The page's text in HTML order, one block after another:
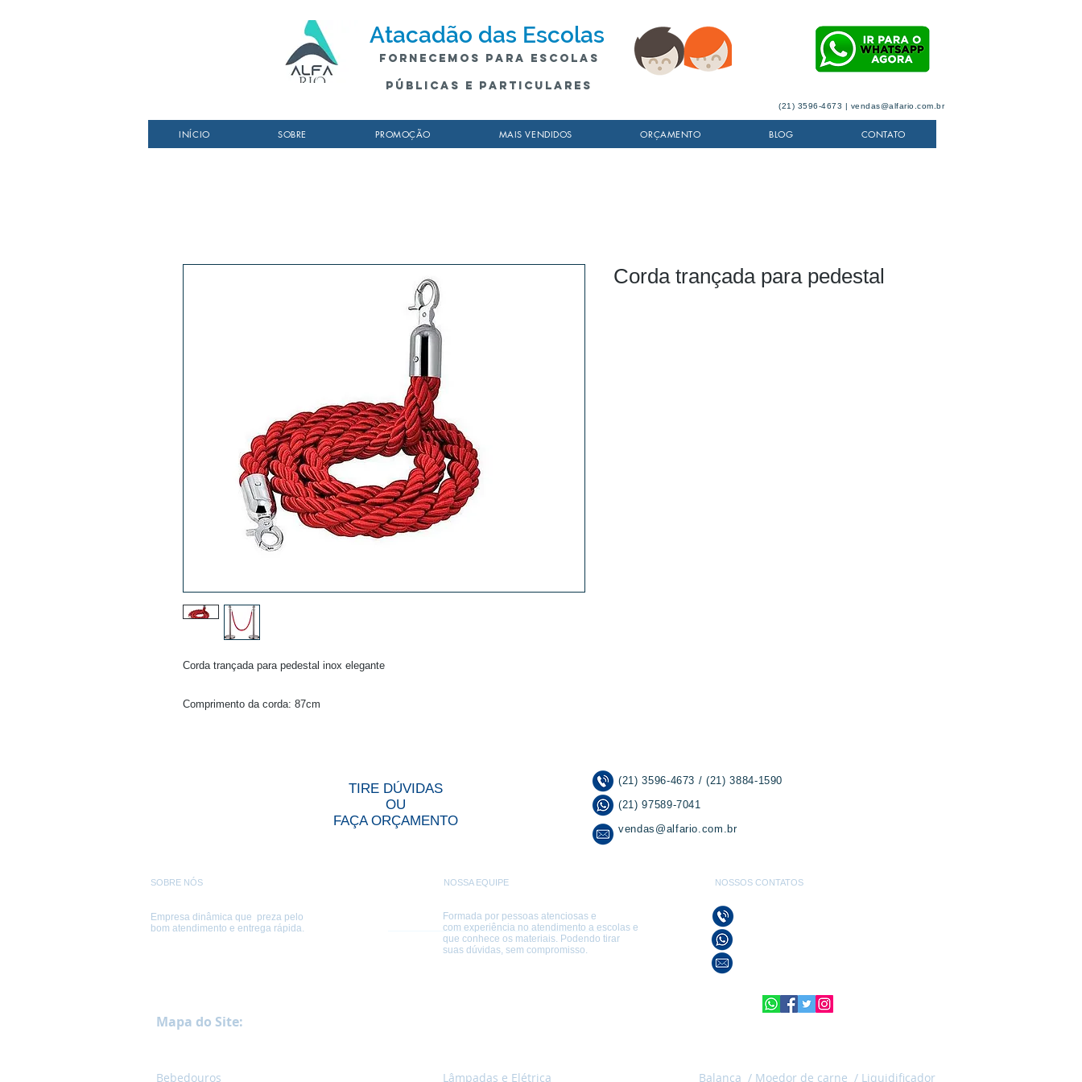
fornecemos para escolas
Atacadão das Escolas
públicas e particulares
(21) 3596-4673 | vendas@alfario.com.br
INÍCIO SOBRE PROMOÇÃO MAIS VENDIDOS ORÇAMENTO BLOG CONTATO
Corda trançada para pedestal inox elegante
Comprimento da corda: 87cm
Corda trançada para pedestal
TIRE DÚVIDAS
OU
FAÇA ORÇAMENTO
(21) 3596-4673 / (21) 3884-1590
(21) 97589-7041
vendas@alfario.com.br
SOBRE NÓS NOSSA EQUIPE NOSSOS CONTATOS
Formada por pessoas atenciosas e
com experiência no atendimento a escolas e
que conhece os materiais. Podendo tirar
suas dúvidas, sem compromisso.
Empresa dinâmica que preza pelo
bom atendimento e entrega rápida.
Mapa do Site:
Bebedouros Lâmpadas e Elétrica Balança / Moedor de carne / Liquidificador